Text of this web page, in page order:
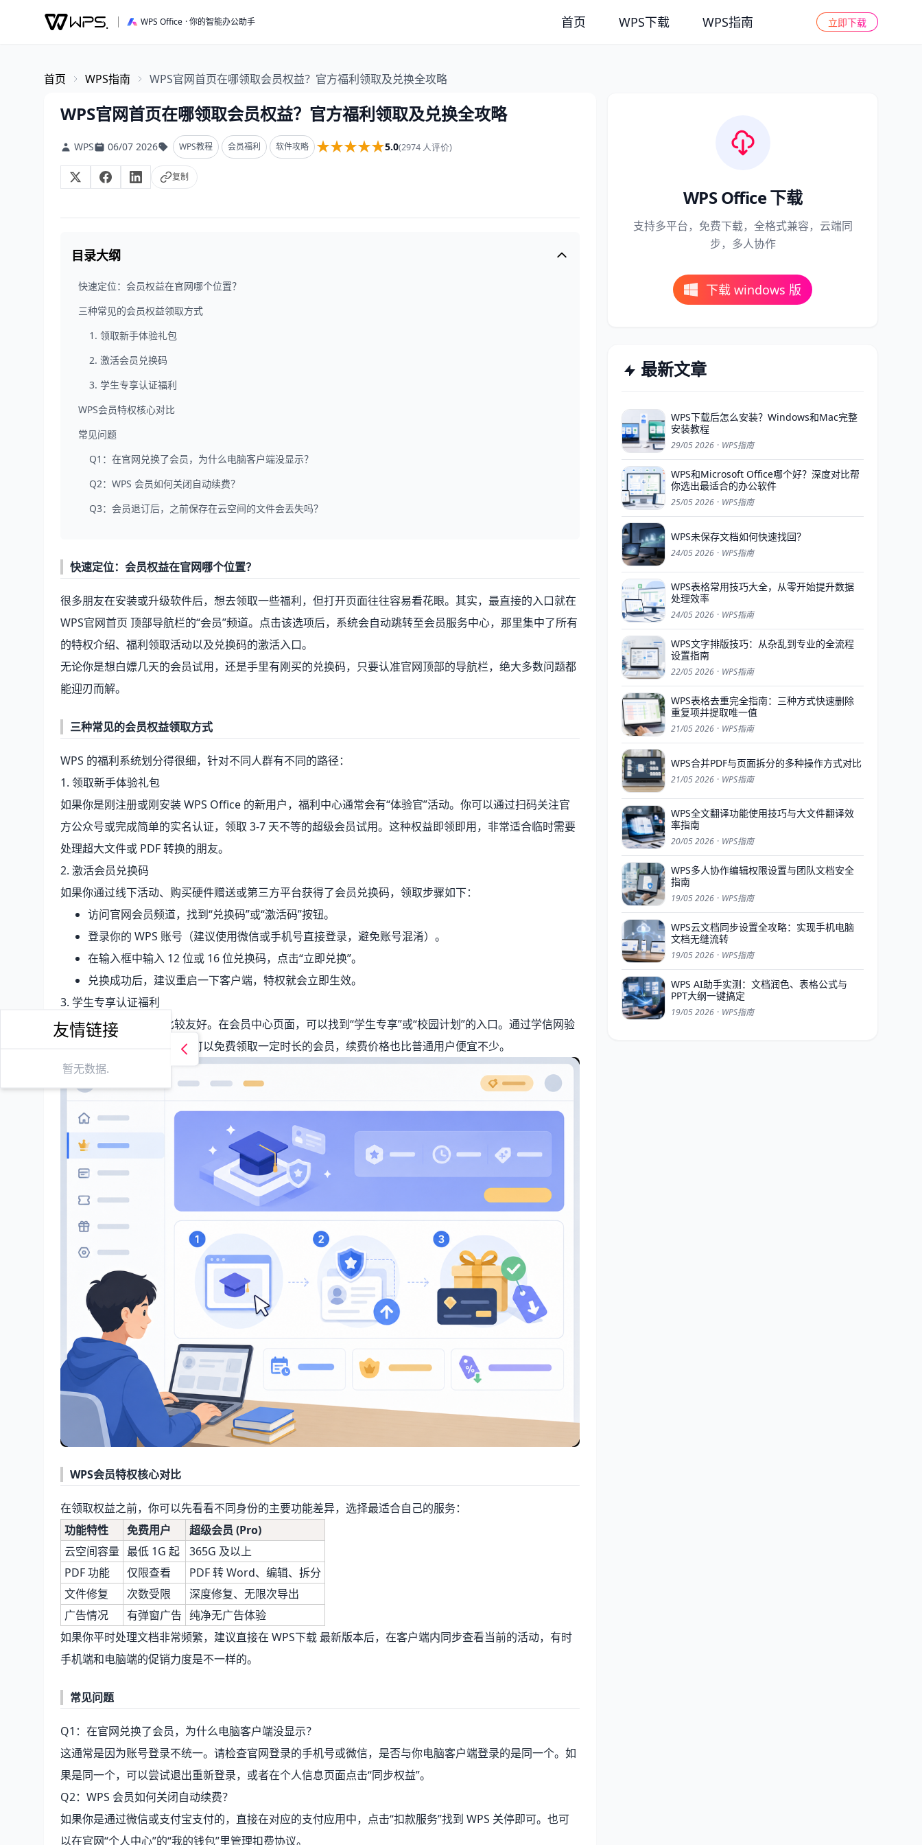
WPS Office · 你的智能办公助手 首页 WPS下载 WPS指南 立即下载
首页 WPS指南 WPS官网首页在哪领取会员权益？官方福利领取及兑换全攻略
WPS官网首页在哪领取会员权益？官方福利领取及兑换全攻略
WPS 06/07 2026 WPS教程 会员福利 软件攻略 ★★★★★
★★★★★5.0(2974 人评价)
复制
目录大纲
快速定位：会员权益在官网哪个位置？
三种常见的会员权益领取方式
1. 领取新手体验礼包
2. 激活会员兑换码
3. 学生专享认证福利
WPS会员特权核心对比
常见问题
Q1：在官网兑换了会员，为什么电脑客户端没显示？
Q2：WPS 会员如何关闭自动续费？
Q3：会员退订后，之前保存在云空间的文件会丢失吗？
快速定位：会员权益在官网哪个位置？
很多朋友在安装或升级软件后，想去领取一些福利，但打开页面往往容易看花眼。其实，最直接的入口就在
WPS官网首页 顶部导航栏的“会员”频道。点击该选项后，系统会自动跳转至会员服务中心，那里集中了所有
的特权介绍、福利领取活动以及兑换码的激活入口。
无论你是想白嫖几天的会员试用，还是手里有刚买的兑换码，只要认准官网顶部的导航栏，绝大多数问题都
能迎刃而解。
三种常见的会员权益领取方式
WPS 的福利系统划分得很细，针对不同人群有不同的路径：
1. 领取新手体验礼包
如果你是刚注册或刚安装WPS Office 的新用户，福利中心通常会有“体验官”活动。你可以通过扫码关注官
方公众号或完成简单的实名认证，领取 3-7 天不等的超级会员试用。这种权益即领即用，非常适合临时需要
处理超大文件或 PDF 转换的朋友。
2. 激活会员兑换码
如果你通过线下活动、购买硬件赠送或第三方平台获得了会员兑换码，领取步骤如下：
访问官网会员频道，找到“兑换码”或“激活码”按钮。
登录你的 WPS 账号（建议使用微信或手机号直接登录，避免账号混淆）。
在输入框中输入 12 位或 16 位兑换码，点击“立即兑换”。
兑换成功后，建议重启一下客户端，特权就会立即生效。
3. 学生专享认证福利
WPS 对学生群体一直比较友好。在会员中心页面，可以找到“学生专享”或“校园计划”的入口。通过学信网验
证或上传学生证件后，不仅可以免费领取一定时长的会员，续费价格也比普通用户便宜不少。
WPS会员特权核心对比
在领取权益之前，你可以先看看不同身份的主要功能差异，选择最适合自己的服务：
功能特性
免费用户
超级会员 (Pro)
云空间容量 最低 1G 起
365G 及以上
PDF 功能
仅限查看
PDF 转 Word、编辑、拆分
文件修复
次数受限
深度修复、无限次导出
广告情况
有弹窗广告 纯净无广告体验
如果你平时处理文档非常频繁，建议直接在 WPS下载最新版本后，在客户端内同步查看当前的活动，有时
手机端和电脑端的促销力度是不一样的。
常见问题
Q1：在官网兑换了会员，为什么电脑客户端没显示？
这通常是因为账号登录不统一。请检查官网登录的手机号或微信，是否与你电脑客户端登录的是同一个。如
果是同一个，可以尝试退出重新登录，或者在个人信息页面点击“同步权益”。
Q2：WPS 会员如何关闭自动续费？
如果你是通过微信或支付宝支付的，直接在对应的支付应用中，点击“扣款服务”找到 WPS 关停即可。也可
以在官网“个人中心”的“我的钱包”里管理扣费协议。
WPS Office 下载
支持多平台，免费下载，全格式兼容，云端同
步，多人协作
下载 windows 版
最新文章
WPS下载后怎么安装？Windows和Mac完整
安装教程
29/05 2026 · WPS指南
WPS和Microsoft Office哪个好？深度对比帮
你选出最适合的办公软件
25/05 2026 · WPS指南
WPS未保存文档如何快速找回？
24/05 2026 · WPS指南
WPS表格常用技巧大全，从零开始提升数据
处理效率
24/05 2026 · WPS指南
WPS文字排版技巧：从杂乱到专业的全流程
设置指南
22/05 2026 · WPS指南
WPS表格去重完全指南：三种方式快速删除
重复项并提取唯一值
21/05 2026 · WPS指南
WPS合并PDF与页面拆分的多种操作方式对比
21/05 2026 · WPS指南
WPS全文翻译功能使用技巧与大文件翻译效
率指南
20/05 2026 · WPS指南
WPS多人协作编辑权限设置与团队文档安全
指南
19/05 2026 · WPS指南
WPS云文档同步设置全攻略：实现手机电脑
文档无缝流转
19/05 2026 · WPS指南
WPS AI助手实测：文档润色、表格公式与
PPT大纲一键搞定
19/05 2026 · WPS指南
友情链接
暂无数据.